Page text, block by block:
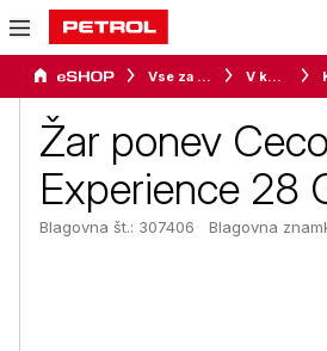
Vse za dom V kuhinji
Žar ponev
Experience 28
Blagovna št.: 307406 Blagovna